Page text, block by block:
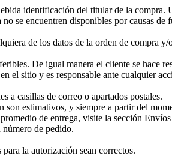
identificación del titular de la compra.
se encuentren disponibles por causas de
de los datos de la orden de compra y/
De igual manera el cliente se hace
el sitio y es responsable ante cualquier
a casillas de correo o apartados postales.
estimativos, y siempre a partir del
de entrega, visite la sección
de pedido.
la autorización sean correctos.